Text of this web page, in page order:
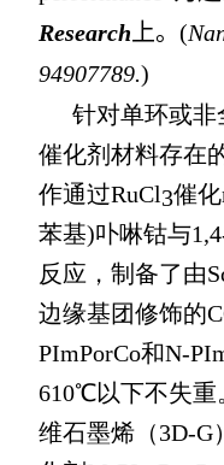
Research 上。 (
94907789.)
针对单环或非
催化剂材料存在
作通过RuCl3催化
苯基)卟啉钴与
反应，制备了由
边缘基团修饰的
PImPorCo和N-
610℃以下不失重
维石墨烯（3D-G